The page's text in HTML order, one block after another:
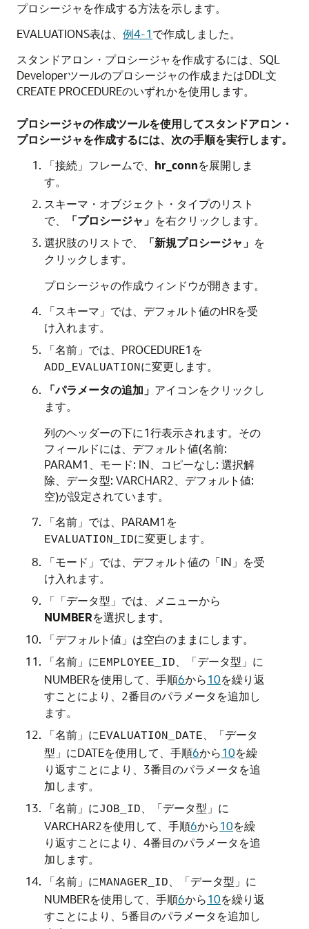
プロシージャを作成する方法を示します。
EVALUATIONS表は、 例4-1で作成しました。
スタンドアロン・プロシージャを作成するには、SQL
Developerツールのプロシージャの作成またはDDL文
CREATE PROCEDUREのいずれかを使用します。
プロシージャの作成ツールを使用してスタンドアロン・
プロシージャを作成するには、次の手順を実行します。
「接続」 フレームで、 hr_connを展開しま
す。
スキーマ・オブジェクト・タイプのリスト
で、
「プロシージャ」 を右クリックします。
選択肢のリストで、
「新規プロシージャ」 を
クリックします。
プロシージャの作成ウィンドウが開きます。
「スキーマ」 では、デフォルト値のHRを受
け入れます。
「名前」 では、PROCEDURE1を
ADD_EVALUATIONに変更します。
「パラメータの追加」 アイコンをクリックし
ます。
列のヘッダーの下に1行表示されます。その
フィールドには、デフォルト値(名前:
PARAM1、 モード: IN コピーなし: 選択解
除、 データ型: VARCHAR2 デフォルト値:
空)が設定されています。
「名前」 では、PARAM1を
EVALUATION_IDに変更します。
「モード」 では、デフォルト値の 「IN」 を受
け入れます。
「 「データ型」 では、メニューから
NUMBERを選択します。
「デフォルト値」 は空白のままにします。
「名前」 にEMPLOYEE_ID 「データ型」 に
NUMBERを使用して、手順6から10を繰り返
すことにより、2番目のパラメータを追加し
ます。
「名前」 にEVALUATION_DATE
「データ
型」 にDATEを使用して、手順6から10を繰
り返すことにより、3番目のパラメータを追
加します。
「名前」 にJOB_ID 「データ型」 に
VARCHAR2を使用して、手順6から10を繰
り返すことにより、4番目のパラメータを追
加します。
「名前」 にMANAGER_ID 「データ型」 に
NUMBERを使用して、手順6から10を繰り返
すことにより、5番目のパラメータを追加し